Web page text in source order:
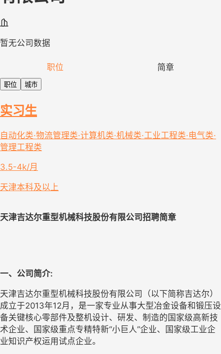
暂无公司数据
职位 简章
职位 城市
实习生
自动化类·物流管理类·计算机类·机械类·工业工程类·电气类·
管理工程类
3.5-4k/月
天津本科及以上
天津吉达尔重型机械科技股份有限公司招聘简章
一、公司简介:
天津吉达尔重型机械科技股份有限公司（以下简称吉达尔）
成立于2013年12月，是一家专业从事大型冶金设备和锻压设
备关键核心零部件及整机设计、研发、制造的国家级高新技
术企业、国家级重点专精特新“小巨人”企业、国家级工业企
业知识产权运用试点企业。